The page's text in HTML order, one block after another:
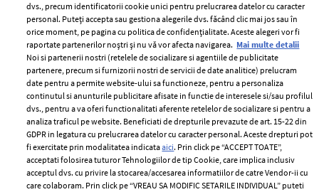
ELLE Style Awards
2024
Despre ELLE
Romania
Contact
Abonamente
Termeni si conditii
Politica de
confidențialitate
Politica de cookies
Publicitate
dvs., precum identificatorii cookie unici pentru prelucrarea datelor cu caracter
personal. Puteți accepta sau gestiona alegerile dvs. făcând clic mai jos sau în
orice moment, pe pagina cu politica de confidențialitate. Aceste alegeri vor fi
raportate partenerilor noștri și nu vă vor afecta navigarea. Mai multe detalii
Noi si partenerii nostri (retelele de socializare si agentiile de publicitate
partenere, precum si furnizorii nostri de servicii de date analitice) prelucram
date pentru a permite website-ului sa functioneze, pentru a personaliza
continutul si anunturile publicitare afisate in functie de interesele si/sau profilul
dvs., pentru a va oferi functionalitati aferente retelelor de socializare si pentru a
analiza traficul pe website. Beneficiati de drepturile prevazute de art. 15-22 din
GDPR in legatura cu prelucrarea datelor cu caracter personal. Aceste drepturi pot
fi exercitate prin modalitatea indicataaici. Prin click pe “ACCEPT TOATE”,
acceptati folosirea tuturor Tehnologiilor de tip Cookie, care implica inclusiv
acceptul dvs. cu privire la stocarea/accesarea informatiilor de catre Vendor-ii cu
care colaboram. Prin click pe “VREAU SA MODIFIC SETARILE INDIVIDUAL” puteti